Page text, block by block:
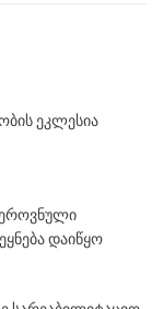
ეკლესია
ეროვნული
დაიწყო